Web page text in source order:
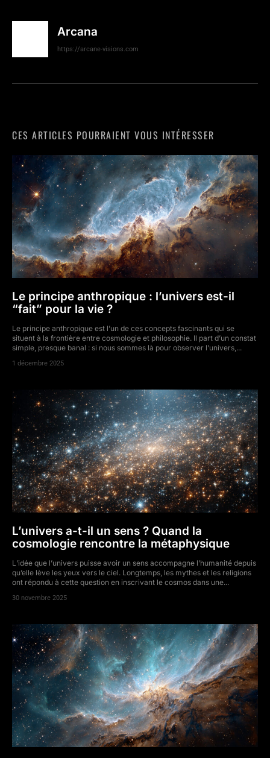
Arcana
https://arcane-visions.com
CES ARTICLES POURRAIENT VOUS INTÉRESSER
Le principe anthropique : l’univers est-il
“fait” pour la vie ?
Le principe anthropique est l’un de ces concepts fascinants qui se
situent à la frontière entre cosmologie et philosophie. Il part d’un constat
simple, presque banal : si nous sommes là pour observer l’univers,...
1 décembre 2025
L’univers a-t-il un sens ? Quand la
cosmologie rencontre la métaphysique
L’idée que l’univers puisse avoir un sens accompagne l’humanité depuis
qu’elle lève les yeux vers le ciel. Longtemps, les mythes et les religions
ont répondu à cette question en inscrivant le cosmos dans une...
30 novembre 2025